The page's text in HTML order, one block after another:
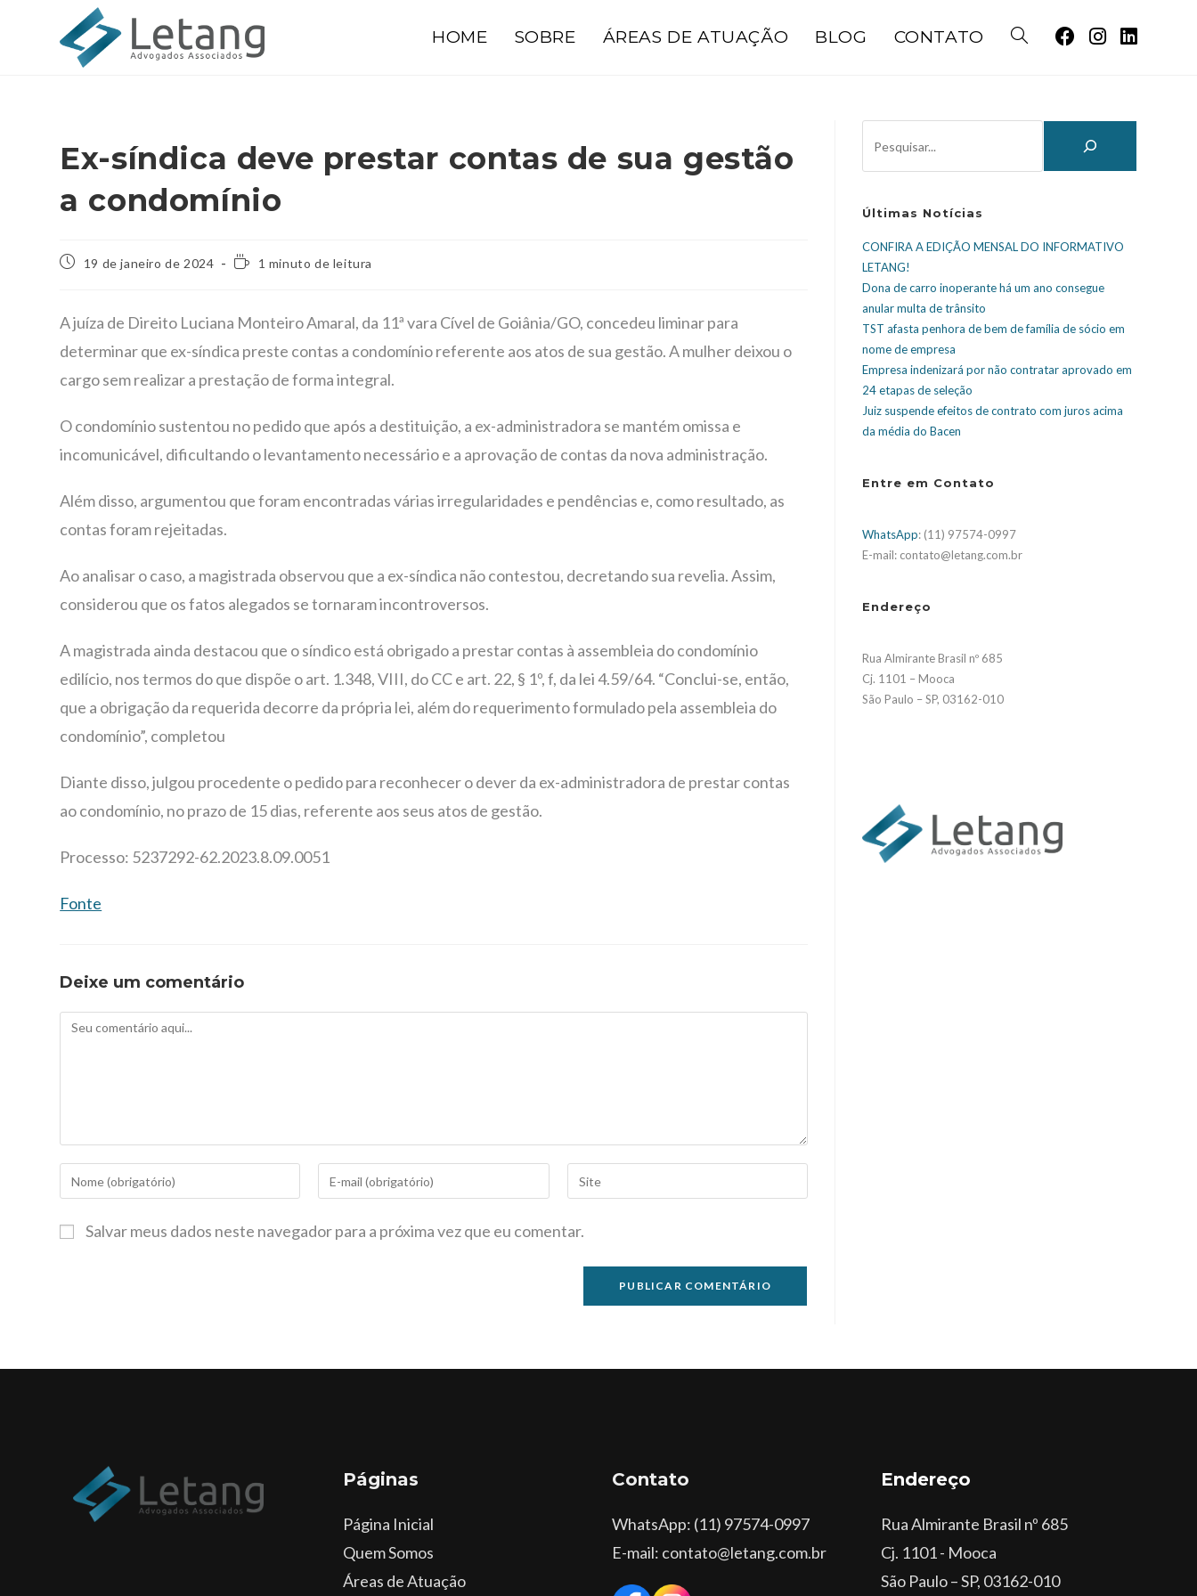
HOME SOBRE ÁREAS DE ATUAÇÃO BLOG CONTATO
Ex-síndica deve prestar contas de sua gestão
a condomínio
19 de janeiro de 2024 1 minuto de leitura
A juíza de Direito Luciana Monteiro Amaral, da 11ª vara Cível de Goiânia/GO, concedeu liminar para
determinar que ex-síndica preste contas a condomínio referente aos atos de sua gestão. A mulher deixou o
cargo sem realizar a prestação de forma integral.
O condomínio sustentou no pedido que após a destituição, a ex-administradora se mantém omissa e
incomunicável, dificultando o levantamento necessário e a aprovação de contas da nova administração.
Além disso, argumentou que foram encontradas várias irregularidades e pendências e, como resultado, as
contas foram rejeitadas.
Ao analisar o caso, a magistrada observou que a ex-síndica não contestou, decretando sua revelia. Assim,
considerou que os fatos alegados se tornaram incontroversos.
A magistrada ainda destacou que o síndico está obrigado a prestar contas à assembleia do condomínio
edilício, nos termos do que dispõe o art. 1.348, VIII, do CC e art. 22, § 1º, f, da lei 4.59/64. “Conclui-se, então,
que a obrigação da requerida decorre da própria lei, além do requerimento formulado pela assembleia do
condomínio”, completou
Diante disso, julgou procedente o pedido para reconhecer o dever da ex-administradora de prestar contas
ao condomínio, no prazo de 15 dias, referente aos seus atos de gestão.
Processo: 5237292-62.2023.8.09.0051
Fonte
Deixe um comentário
Salvar meus dados neste navegador para a próxima vez que eu comentar.
Últimas Notícias
CONFIRA A EDIÇÃO MENSAL DO INFORMATIVO
LETANG!
Dona de carro inoperante há um ano consegue
anular multa de trânsito
TST afasta penhora de bem de família de sócio em
nome de empresa
Empresa indenizará por não contratar aprovado em
24 etapas de seleção
Juiz suspende efeitos de contrato com juros acima
da média do Bacen
Entre em Contato
WhatsApp: (11) 97574-0997
E-mail: contato@letang.com.br
Endereço
Rua Almirante Brasil nº 685
Cj. 1101 – Mooca
São Paulo – SP, 03162-010
Páginas
Página Inicial
Quem Somos
Áreas de Atuação
Contato
WhatsApp: (11) 97574-0997
E-mail: contato@letang.com.br
Endereço
Rua Almirante Brasil nº 685
Cj. 1101 - Mooca
São Paulo – SP, 03162-010